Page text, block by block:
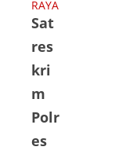
RAYA
Sat
res
kri
m
Polr
es